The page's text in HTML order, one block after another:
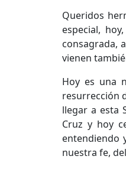
Queridos
especial,
consagrada,
vienen
Hoy es una
resurrección
llegar a esta
Cruz y hoy
entendiendo
nuestra fe,